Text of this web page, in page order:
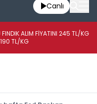
Canlı
FINDIK ALIM FİYATINI 245 TL/KG
190 TL/KG